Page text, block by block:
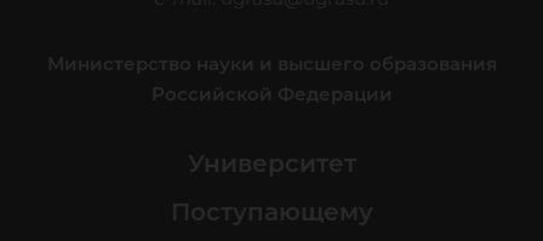
Министерство науки и высшего образования
Российской Федерации
Университет
Поступающему